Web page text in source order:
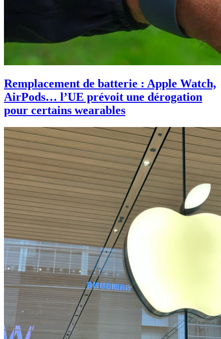
Remplacement de batterie : Apple Watch,
AirPods… l’UE prévoit une dérogation
pour certains wearables